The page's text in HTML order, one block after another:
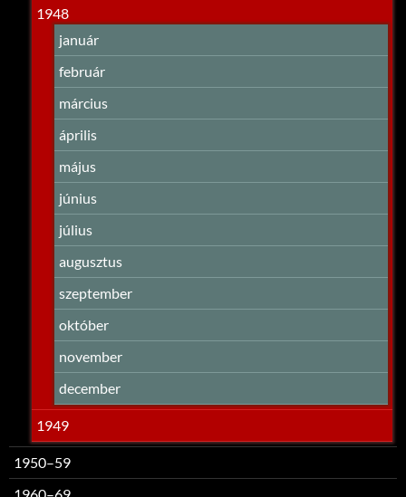
1948
január
február
március
április
május
június
július
augusztus
szeptember
október
november
december
1949
1950–59